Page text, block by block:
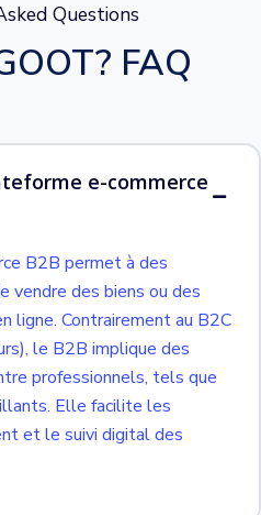
Questions
FAQ
e-commerce
B2B permet à des
vendre des biens ou des
ligne. Contrairement au B2C
le B2B implique des
professionnels, tels que
Elle facilite les
et le suivi digital des